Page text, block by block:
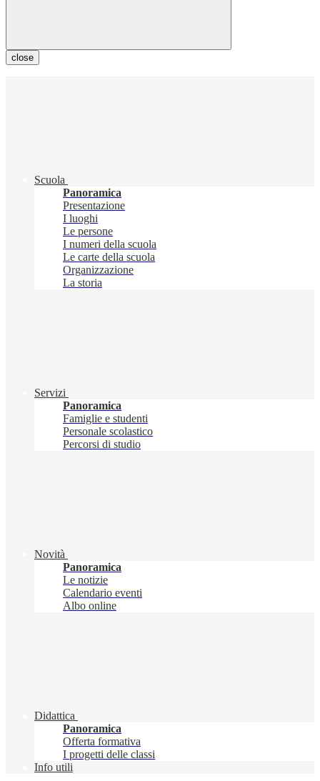
close
Scuola
Panoramica
Presentazione
I luoghi
Le persone
I numeri della scuola
Le carte della scuola
Organizzazione
La storia
Servizi
Panoramica
Famiglie e studenti
Personale scolastico
Percorsi di studio
Novità
Panoramica
Le notizie
Calendario eventi
Albo online
Didattica
Panoramica
Offerta formativa
I progetti delle classi
Info utili